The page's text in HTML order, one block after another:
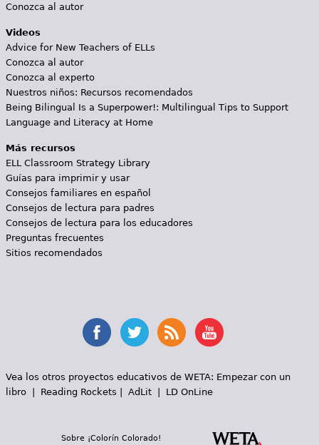
Conozca al autor
Videos
Advice for New Teachers of ELLs
Conozca al autor
Conozca al experto
Nuestros niños: Recursos recomendados
Being Bilingual Is a Superpower!: Multilingual Tips to Support
Language and Literacy at Home
Más recursos
ELL Classroom Strategy Library
Guías para imprimir y usar
Consejos familiares en español
Consejos de lectura para padres
Consejos de lectura para los educadores
Preguntas frecuentes
Sitios recomendados
Vea los otros proyectos educativos de WETA: Empezar con un
libro| Reading Rockets AdLit| LD OnLine
Sobre ¡Colorín Colorado!